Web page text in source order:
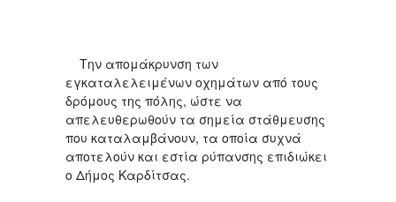
Την απομάκρυνση των
εγκαταλελειμένων οχημάτων από τους
δρόμους της πόλης, ώστε να
απελευθερωθούν τα σημεία στάθμευσης
που καταλαμβάνουν, τα οποία συχνά
αποτελούν και εστία ρύπανσης επιδιώκει
ο Δήμος Καρδίτσας.